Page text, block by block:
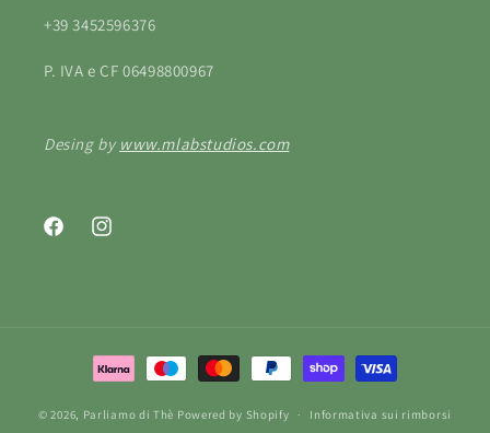
+39 3452596376
P. IVA e CF 06498800967
Desing by www.mlabstudios.com
FacebookInstagram
Metodi
di
pagamento
© 2026, Parliamo di Thè Powered by Shopify Informativa sui rimborsi